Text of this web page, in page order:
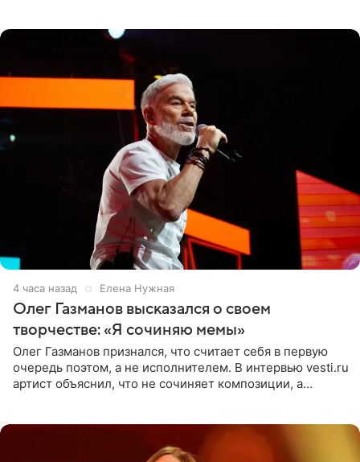
4 часа назад Елена Нужная
Олег Газманов высказался о своем
творчестве: «Я сочиняю мемы»
Олег Газманов признался, что считает себя в первую
очередь поэтом, а не исполнителем. В интервью vesti.ru
артист объяснил, что не сочиняет композиции, а